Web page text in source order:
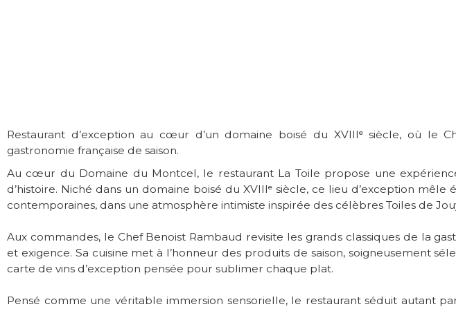
Restaurant d’exception au cœur d’un domaine boisé du XVIIIᵉ siècle, où le
gastronomie française de saison.
Au cœur du Domaine du Montcel, le restaurant La Toile propose une
d’histoire. Niché dans un domaine boisé du XVIIIᵉ siècle, ce lieu d’exception
contemporaines, dans une atmosphère intimiste inspirée des célèbres Toiles de
Aux commandes, le Chef Benoist Rambaud revisite les grands classiques de la
et exigence. Sa cuisine met à l’honneur des produits de saison, soigneusement
carte de vins d’exception pensée pour sublimer chaque plat.
Pensé comme une véritable immersion sensorielle, le restaurant séduit autant